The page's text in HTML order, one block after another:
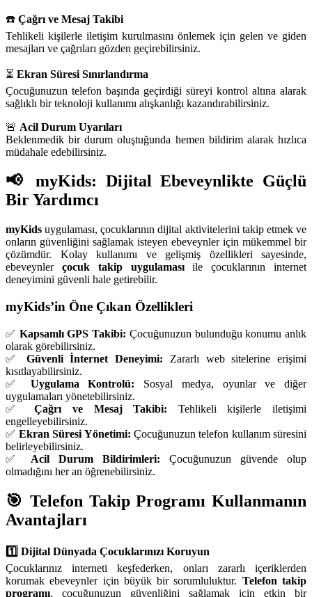
☎️ Çağrı ve Mesaj Takibi
Tehlikeli kişilerle iletişim kurulmasını önlemek için gelen ve giden
mesajları ve çağrıları gözden geçirebilirsiniz.
⏳ Ekran Süresi Sınırlandırma
Çocuğunuzun telefon başında geçirdiği süreyi kontrol altına alarak
sağlıklı bir teknoloji kullanımı alışkanlığı kazandırabilirsiniz.
🚨 Acil Durum Uyarıları
Beklenmedik bir durum oluştuğunda hemen bildirim alarak hızlıca
müdahale edebilirsiniz.
📢 myKids: Dijital Ebeveynlikte Güçlü
Bir Yardımcı
myKids uygulaması, çocuklarının dijital aktivitelerini takip etmek ve
onların güvenliğini sağlamak isteyen ebeveynler için mükemmel bir
çözümdür. Kolay kullanımı ve gelişmiş özellikleri sayesinde,
ebeveynler çocuk takip uygulamasıile çocuklarının internet
deneyimini güvenli hale getirebilir.
myKids’in Öne Çıkan Özellikleri
✅ Kapsamlı GPS Takibi: Çocuğunuzun bulunduğu konumu anlık
olarak görebilirsiniz.
✅ Güvenli İnternet Deneyimi: Zararlı web sitelerine erişimi
kısıtlayabilirsiniz.
✅ Uygulama Kontrolü: Sosyal medya, oyunlar ve diğer
uygulamaları yönetebilirsiniz.
✅Çağrı ve Mesaj Takibi: Tehlikeli kişilerle iletişimi
engelleyebilirsiniz.
✅ Ekran Süresi Yönetimi: Çocuğunuzun telefon kullanım süresini
belirleyebilirsiniz.
✅ Acil Durum Bildirimleri: Çocuğunuzun güvende olup
olmadığını her an öğrenebilirsiniz.
🎯 Telefon Takip Programı Kullanmanın
Avantajları
1️⃣ Dijital Dünyada Çocuklarınızı Koruyun
Çocuklarınız interneti keşfederken, onları zararlı içeriklerden
korumak ebeveynler için büyük bir sorumluluktur. Telefon takip
programı, çocuğunuzun güvenliğini sağlamak için etkin bir